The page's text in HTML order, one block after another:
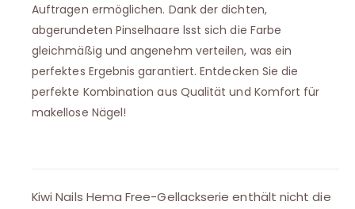
Auftragen ermöglichen. Dank der dichten,
abgerundeten Pinselhaare lsst sich die Farbe
gleichmäßig und angenehm verteilen, was ein
perfektes Ergebnis garantiert. Entdecken Sie die
perfekte Kombination aus Qualität und Komfort für
makellose Nägel!
Kiwi Nails Hema Free-Gellackserie enthält nicht die